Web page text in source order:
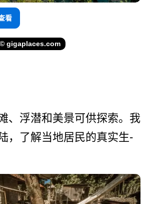
看
© gigaplaces.com
、浮潜和美景­可供探索。我
，了解当地居民的真实生­